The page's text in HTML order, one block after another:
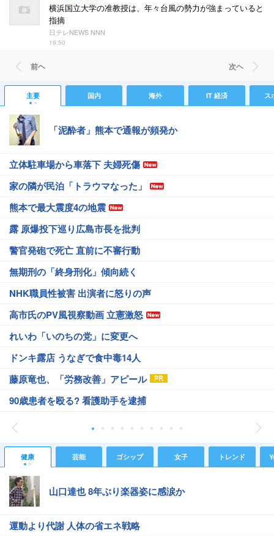
横浜国立大学の准教授は、年々台風の勢力が強まっていると
指摘
日テレNEWS NNN
19:50
前ヘ 次ヘ
主要 国内 海外 IT 経済 ス
「泥酔者」熊本で通報が頻発か
立体駐車場から車落下 夫婦死傷
家の隣が民泊「トラウマなった」
熊本で最大震度4の地震
露 原爆投下巡り広島市長を批判
警官発砲で死亡 直前に不審行動
無期刑の「終身刑化」傾向続く
NHK職員性被害 出演者に怒りの声
高市氏のPV風視察動画 立憲激怒
れいわ「いのちの党」に変更へ
ドンキ露店 うなぎで食中毒14人
藤原竜也、「労務改善」アピール
90歳患者を殴る? 看護助手を逮捕
健康 芸能 ゴシップ 女子 トレンド
山口達也 8年ぶり楽器姿に感涙か
運動より代謝 人体の省エネ戦略